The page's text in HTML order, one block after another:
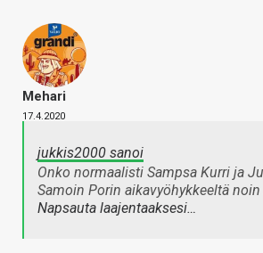
Mehari
17.4.2020
jukkis2000 sanoi
Onko normaalisti Sampsa Kurri ja
Samoin Porin aikavyöhykkeeltä
Napsauta laajentaaksesi…